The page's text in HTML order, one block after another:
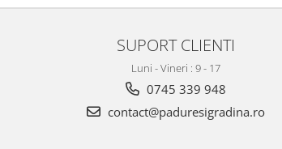
SUPORT CLIENTI
Luni - Vineri : 9 - 17
0745 339 948
contact@paduresigradina.ro